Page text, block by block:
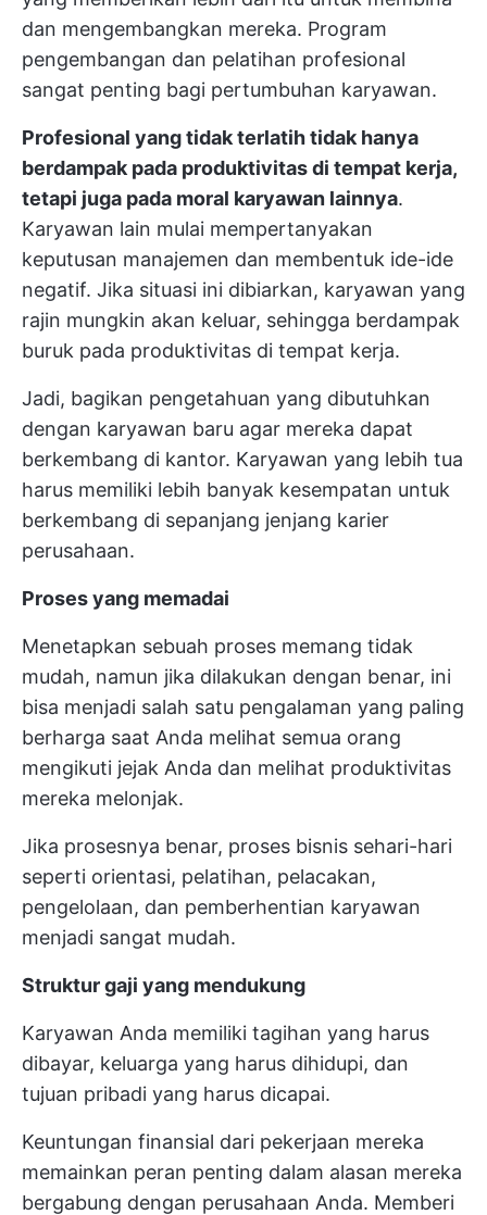
dan mengembangkan mereka. Program
pengembangan dan pelatihan profesional
sangat penting bagi pertumbuhan karyawan.
Profesional yang tidak terlatih tidak hanya
berdampak pada produktivitas di tempat kerja,
tetapi juga pada moral karyawan lainnya.
Karyawan lain mulai mempertanyakan
keputusan manajemen dan membentuk ide-ide
negatif. Jika situasi ini dibiarkan, karyawan yang
rajin mungkin akan keluar, sehingga berdampak
buruk pada produktivitas di tempat kerja.
Jadi, bagikan pengetahuan yang dibutuhkan
dengan karyawan baru agar mereka dapat
berkembang di kantor. Karyawan yang lebih tua
harus memiliki lebih banyak kesempatan untuk
berkembang di sepanjang jenjang karier
perusahaan.
Proses yang memadai
Menetapkan sebuah proses memang tidak
mudah, namun jika dilakukan dengan benar, ini
bisa menjadi salah satu pengalaman yang paling
berharga saat Anda melihat semua orang
mengikuti jejak Anda dan melihat produktivitas
mereka melonjak.
Jika prosesnya benar, proses bisnis sehari-hari
seperti orientasi, pelatihan, pelacakan,
pengelolaan, dan pemberhentian karyawan
menjadi sangat mudah.
Struktur gaji yang mendukung
Karyawan Anda memiliki tagihan yang harus
dibayar, keluarga yang harus dihidupi, dan
tujuan pribadi yang harus dicapai.
Keuntungan finansial dari pekerjaan mereka
memainkan peran penting dalam alasan mereka
bergabung dengan perusahaan Anda. Memberi